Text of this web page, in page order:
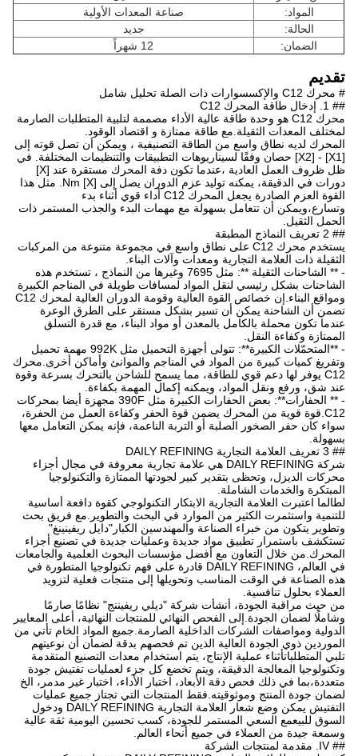
المواد:
صناعة المعدات الأولية
الحالة:
جديد
الضمان:
12 شهراً
تقديم
# محرك C12 والإكسسوارات ذات الصلة تحليل شامل
## 1. إدخال طاقة المحرك C12
محرك C12 هو وحدة طاقة عالية الأداء مصممة لتلبية المتطلبات الصارمة
لمختلف المعدات الثقيلة.مع طاقة ممتازة و اقتصاد الوقود.
المحرك لديه نطاق واسع من الطاقة التصنيفية ، ويمكن أن تصل قوته إلى
[X1] - [X2] حصان وفقًا لسيناريوهات التطبيقات والتنظيمات المختلفة. في
ظل ظروف العمل العادية ،عندما تكون دفة المحرك مستقرة عند [X]
دورات في الدقيقة، يمكنه توليد عزم الدوران يصل إلى [X] Nm. مثل هذا
القوة العزم الصادرة يجعل المحرك C12 أداء قوي أثناء بدء
وتسارع،ويمكن أن تتعامل بسهولة مع مهمات البدء والجذب المستمر ذات
الحمل الثقيل.
## 2 تعريف النماذج المطبقة
يستخدم محرك C12 على نطاق واسع في مجموعة متنوعة من المركبات
الثقيلة ذات العلامة التجارية ومعدات وآلات البناء.
- ** الشاحنات الثقيلة **: مثل 7695 وغيرها من النماذج ، تستخدم هذه
الشاحنات بشكل رئيسي لنقل المواد لمسافات طويلة في المناجم الكبيرة
ومواقع البناء.إن خصائص القوة العالية وقومة الدوران العالية لمحرك C12
تضمن أن الشاحنة يمكن أن تسير بشكل مستقر على الطرق الوعرة
عندما تكون محملة بالكامل بالمعدن أو مواد البناء، مع قدرة التسلق
الممتازة وكفاءة النقل.
- **المتحمّلات الكبيرة**: تتولى أجهزة التحميل مثل 992K مهمة تحميل
وتفريغ كميات كبيرة من المواد في المناجم والموانئ وأماكن أخرى.محرك
C12 يوفر لها دعم قوي للطاقة، مما يسمح للشاحن بالتحرك بسرعة وقوة
عند شق، ورفع ونقل المواد، ويمكنه إكمال المهمة بكفاءة.
- ** الحفارات**: بعض الحفارات الكبيرة مثل 390F مجهزة أيضا بمحركات
C12.قوة قوية من المحرك يضمن قوة الحفر وكفاءة العمل من الحفرة،
سواء كان حفر الصخور الصلبة أو التربة الناعمة، فإنه يمكن التعامل معها
بسهولة.
## 3 تعريف العلامة التجارية DAILY REFINING
شركة DAILY REFINING هي علامة تجارية معروفة في مجال أجزاء
محركات الديزل، وتحظى بتقدير كبير لجودتها الممتازة والتكنولوجيا
المبتكرة والخدمات الشاملة.
لطالما اعتبرت العلامة التجارية الابتكار التكنولوجي كقوة دافعة أساسية
للتنمية واستثمرت الكثير من الموارد في البحث والتطوير.مع فريق بحث
وتطوير يتكون من خبراء الصناعة والمهندسين الكبار"دايل ريفينينغ"
تستكشف باستمرار تطبيق مواد جديدة وعمليات جديدة في تصنيع أجزاء
المحرك.من خلال التعاون مع أفضل مؤسسات البحوث العلمية والجامعات
في العالم، DAILY REFINING قادرة على فهم تكنولوجيا المتطورة في
هذه الصناعة في الوقت المناسب وتحويلها إلى منتجات فعلية لتزويد
العملاء بحلول تنافسية.
من حيث مراقبة الجودة، أنشأت شركة "ديلي ريفيننج" نظامًا صارمًا
وشاملًا لضمان الجودة.إلى الفحص النهائي للمنتجات النهائية، أعلى المعايير
الدولية ومواصفات الشركات الداخلية الصارمة.جميع المواد الخام تأتي من
الموردين ذوي الجودة العالية الذين تم فحصهم بدقة لضمان أن نوعيتهم
تلبي المتطلباتأثناء عملية الإنتاج، يتم استخدام معدات التصنيع المتقدمة
وتكنولوجيا المعالجة الدقيقة، ويتم تخضع كل جزء لعمليات تفتيش جودة
متعددة،بما في ذلك فحص دقة الأبعاد، اختبار الأداء، اختبار غير مدمر، الخ
لضمان جودة المنتج وموثوقيته.فقط المنتجات التي تجتاز جميع عمليات
التفتيش يمكن وضع شعار العلامة التجارية DAILY REFINING ودخول
السوق للبيعمع السعي المستمر للجودة، كسب تحسين اليومية ثقة عالية
وسمعة جيدة من العملاء في جميع أنحاء العالم.
## IV. مقدمة لمنتجات الشركة